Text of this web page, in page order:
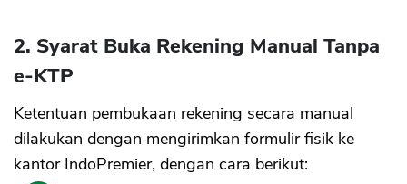
2. Syarat Buka Rekening Manual Tanpa
e-KTP
Ketentuan pembukaan rekening secara manual
dilakukan dengan mengirimkan formulir fisik ke
kantor IndoPremier, dengan cara berikut: